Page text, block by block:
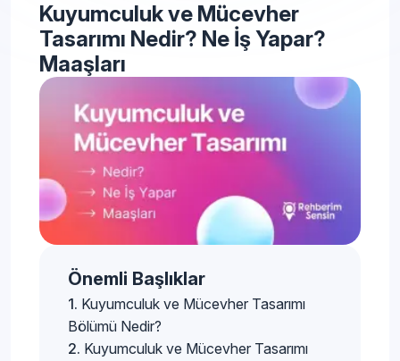
Kuyumculuk ve Mücevher
Tasarımı Nedir? Ne İş Yapar?
Maaşları
Önemli Başlıklar
Kuyumculuk ve Mücevher Tasarımı
Bölümü Nedir?
Kuyumculuk ve Mücevher Tasarımı